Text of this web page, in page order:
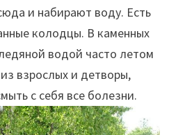
и набирают воду. Есть
колодцы. В каменных
водой часто летом
взрослых и детворы,
с себя все болезни.